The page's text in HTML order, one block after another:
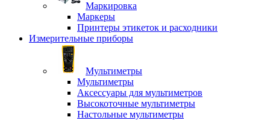
Маркировка
Маркеры
Принтеры этикеток и расходники
Измерительные приборы
Мультиметры
Мультиметры
Аксессуары для мультиметров
Высокоточные мультиметры
Настольные мультиметры